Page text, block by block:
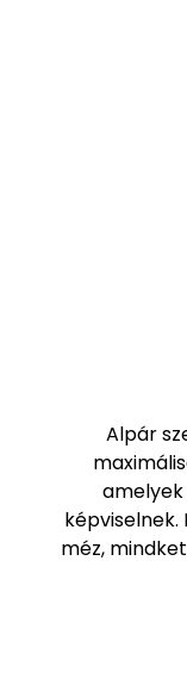
Az év 365
vegyes
magvas